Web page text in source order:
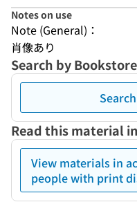
Notes on use
Note (General)：
肖像あり
Search by Bookstore
Read this material
View materials in
people with print